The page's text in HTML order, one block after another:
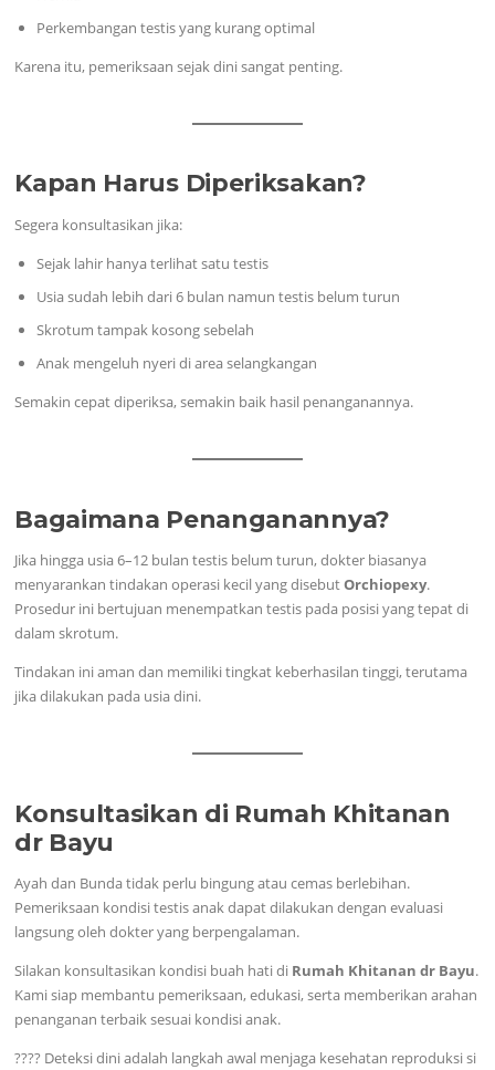
Perkembangan testis yang kurang optimal
Karena itu, pemeriksaan sejak dini sangat penting.
Kapan Harus Diperiksakan?
Segera konsultasikan jika:
Sejak lahir hanya terlihat satu testis
Usia sudah lebih dari 6 bulan namun testis belum turun
Skrotum tampak kosong sebelah
Anak mengeluh nyeri di area selangkangan
Semakin cepat diperiksa, semakin baik hasil penanganannya.
Bagaimana Penanganannya?
Jika hingga usia 6–12 bulan testis belum turun, dokter biasanya
menyarankan tindakan operasi kecil yang disebutOrchiopexy.
Prosedur ini bertujuan menempatkan testis pada posisi yang tepat di
dalam skrotum.
Tindakan ini aman dan memiliki tingkat keberhasilan tinggi, terutama
jika dilakukan pada usia dini.
Konsultasikan di Rumah Khitanan
dr Bayu
Ayah dan Bunda tidak perlu bingung atau cemas berlebihan.
Pemeriksaan kondisi testis anak dapat dilakukan dengan evaluasi
langsung oleh dokter yang berpengalaman.
Silakan konsultasikan kondisi buah hati di Rumah Khitanan dr Bayu.
Kami siap membantu pemeriksaan, edukasi, serta memberikan arahan
penanganan terbaik sesuai kondisi anak.
???? Deteksi dini adalah langkah awal menjaga kesehatan reproduksi si